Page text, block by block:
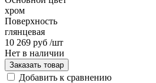
хром
Поверхность
глянцевая
10 269 руб /шт
Нет в наличии
Заказать товар
Добавить к сравнению